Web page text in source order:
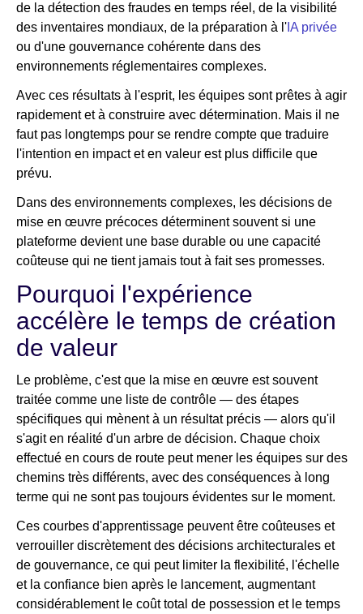
de la détection des fraudes en temps réel, de la visibilité
des inventaires mondiaux, de la préparation à l' IA privée
ou d'une gouvernance cohérente dans des
environnements réglementaires complexes.
Avec ces résultats à l'esprit, les équipes sont prêtes à agir
rapidement et à construire avec détermination. Mais il ne
faut pas longtemps pour se rendre compte que traduire
l'intention en impact et en valeur est plus difficile que
prévu.
Dans des environnements complexes, les décisions de
mise en œuvre précoces déterminent souvent si une
plateforme devient une base durable ou une capacité
coûteuse qui ne tient jamais tout à fait ses promesses.
Pourquoi l'expérience
accélère le temps de création
de valeur
Le problème, c'est que la mise en œuvre est souvent
traitée comme une liste de contrôle — des étapes
spécifiques qui mènent à un résultat précis — alors qu'il
s'agit en réalité d'un arbre de décision. Chaque choix
effectué en cours de route peut mener les équipes sur des
chemins très différents, avec des conséquences à long
terme qui ne sont pas toujours évidentes sur le moment.
Ces courbes d'apprentissage peuvent être coûteuses et
verrouiller discrètement des décisions architecturales et
de gouvernance, ce qui peut limiter la flexibilité, l'échelle
et la confiance bien après le lancement, augmentant
considérablement le coût total de possession et le temps